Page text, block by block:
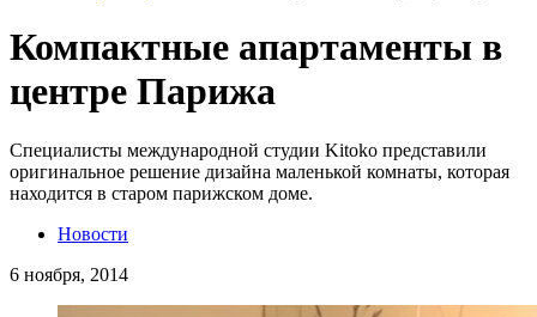
Компактные апартаменты в
центре Парижа
Специалисты международной студии Kitoko представили
оригинальное решение дизайна маленькой комнаты, которая
находится в старом парижском доме.
Новости
6 ноября, 2014